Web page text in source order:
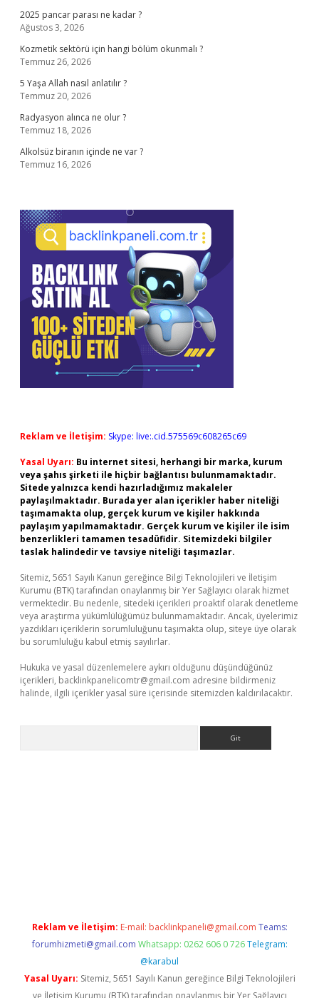
2025 pancar parası ne kadar ?
Ağustos 3, 2026
Kozmetik sektörü için hangi bölüm okunmalı ?
Temmuz 26, 2026
5 Yaşa Allah nasıl anlatılır ?
Temmuz 20, 2026
Radyasyon alınca ne olur ?
Temmuz 18, 2026
Alkolsüz biranın içinde ne var ?
Temmuz 16, 2026
Reklam ve İletişim: Skype: live:.cid.575569c608265c69
Yasal Uyarı: Bu internet sitesi, herhangi bir marka, kurum
veya şahıs şirketi ile hiçbir bağlantısı bulunmamaktadır.
Sitede yalnızca kendi hazırladığımız makaleler
paylaşılmaktadır. Burada yer alan içerikler haber niteliği
taşımamakta olup, gerçek kurum ve kişiler hakkında
paylaşım yapılmamaktadır. Gerçek kurum ve kişiler ile isim
benzerlikleri tamamen tesadüfidir. Sitemizdeki bilgiler
taslak halindedir ve tavsiye niteliği taşımazlar.
Sitemiz, 5651 Sayılı Kanun gereğince Bilgi Teknolojileri ve İletişim
Kurumu (BTK) tarafından onaylanmış bir Yer Sağlayıcı olarak hizmet
vermektedir. Bu nedenle, sitedeki içerikleri proaktif olarak denetleme
veya araştırma yükümlülüğümüz bulunmamaktadır. Ancak, üyelerimiz
yazdıkları içeriklerin sorumluluğunu taşımakta olup, siteye üye olarak
bu sorumluluğu kabul etmiş sayılırlar.
Hukuka ve yasal düzenlemelere aykırı olduğunu düşündüğünüz
içerikleri, backlinkpanelicomtr@gmail.com adresine bildirmeniz
halinde, ilgili içerikler yasal süre içerisinde sitemizden kaldırılacaktır.
Reklam ve İletişim: E-mail: backlinkpaneli@gmail.com Teams:
forumhizmeti@gmail.com Whatsapp: 0262 606 0 726 Telegram:
@karabul
Yasal Uyarı: Sitemiz, 5651 Sayılı Kanun gereğince Bilgi Teknolojileri
ve İletişim Kurumu (BTK) tarafından onaylanmış bir Yer Sağlayıcı